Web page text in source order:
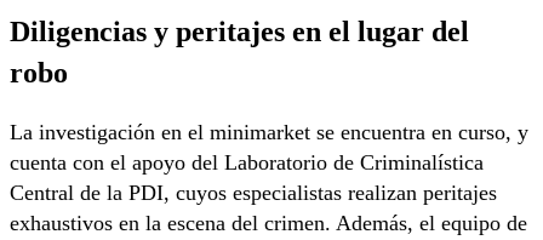
Diligencias y peritajes en el lugar del
robo
La investigación en el minimarket se encuentra en curso, y
cuenta con el apoyo del Laboratorio de Criminalística
Central de la PDI, cuyos especialistas realizan peritajes
exhaustivos en la escena del crimen. Además, el equipo de